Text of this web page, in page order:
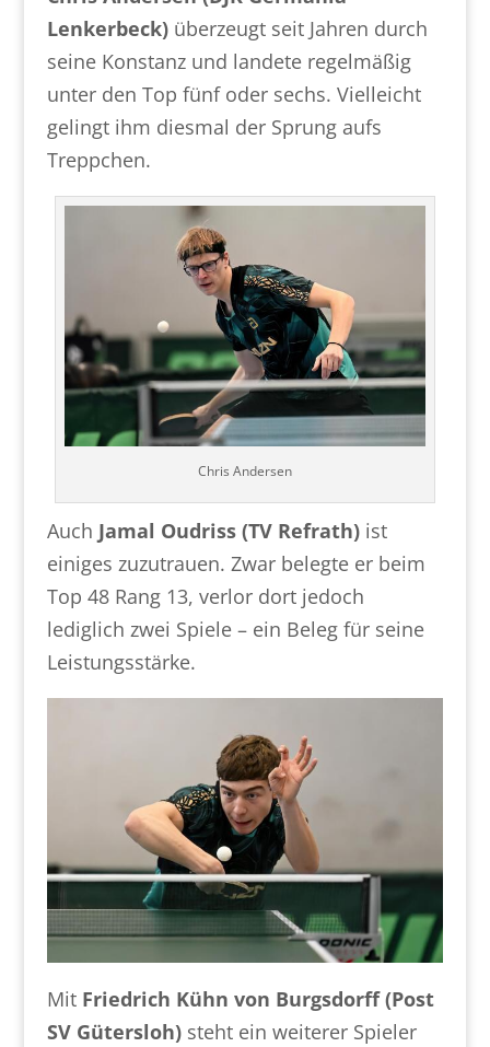
Lenkerbeck) überzeugt seit Jahren durch
seine Konstanz und landete regelmäßig
unter den Top fünf oder sechs. Vielleicht
gelingt ihm diesmal der Sprung aufs
Treppchen.
Chris Andersen
Auch Jamal Oudriss (TV Refrath) ist
einiges zuzutrauen. Zwar belegte er beim
Top 48 Rang 13, verlor dort jedoch
lediglich zwei Spiele – ein Beleg für seine
Leistungsstärke.
Mit Friedrich Kühn von Burgsdorff (Post
SV Gütersloh) steht ein weiterer Spieler